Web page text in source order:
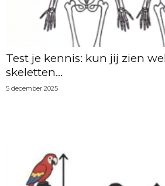
Test je kennis: kun jij zien
skeletten...
5 december 2025